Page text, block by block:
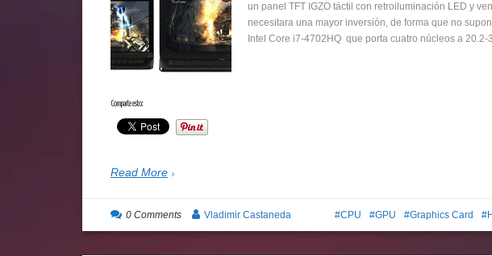
un panel TFT IGZO táctil con retroiluminación LED y
necesitara una mayor inversión, de forma que no
Intel Core i7-4702HQ que porta cuatro núcleos a
Comparte esto:
Read More
CPU GPU Graphics Card
0 Comments Vladimir Castaneda